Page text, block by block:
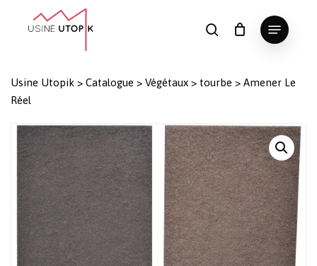
search
Menu
Panier Fermer
le
Usine Utopik > Catalogue > Végétaux > tourbe > Amener Le
Réel
Close